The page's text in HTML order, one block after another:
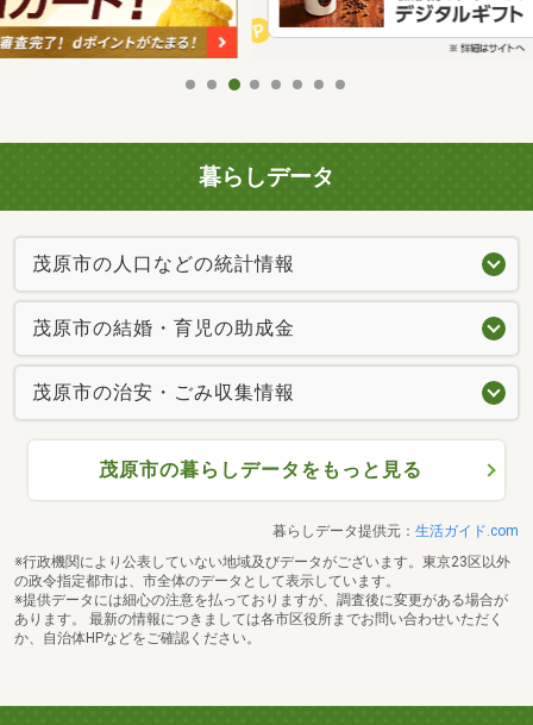
暮らしデータ
茂原市の人口などの統計情報
茂原市の結婚・育児の助成金
茂原市の治安・ごみ収集情報
茂原市の暮らしデータをもっと見る
暮らしデータ提供元： 生活ガイド.com
※行政機関により公表していない地域及びデータがございます。東京23区以外
の政令指定都市は、市全体のデータとして表示しています。
※提供データには細心の注意を払っておりますが、調査後に変更がある場合が
あります。 最新の情報につきましては各市区役所までお問い合わせいただく
か、自治体HPなどをご確認ください。